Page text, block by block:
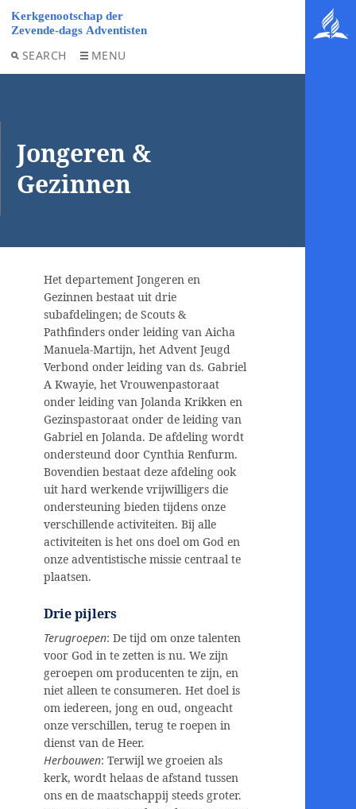
SEARCH MENU
Jongeren &
Gezinnen
Het departement Jongeren en
Gezinnen bestaat uit drie
subafdelingen; de Scouts &
Pathfinders onder leiding van Aicha
Manuela-Martijn, het Advent Jeugd
Verbond onder leiding van ds. Gabriel
A Kwayie, het Vrouwenpastoraat
onder leiding van Jolanda Krikken en
Gezinspastoraat onder de leiding van
Gabriel en Jolanda. De afdeling wordt
ondersteund door Cynthia Renfurm.
Bovendien bestaat deze afdeling ook
uit hard werkende vrijwilligers die
ondersteuning bieden tijdens onze
verschillende activiteiten. Bij alle
activiteiten is het ons doel om God en
onze adventistische missie centraal te
plaatsen.
Drie pijlers
Terugroepen: De tijd om onze talenten
voor God in te zetten is nu. We zijn
geroepen om producenten te zijn, en
niet alleen te consumeren. Het doel is
om iedereen, jong en oud, ongeacht
onze verschillen, terug te roepen in
dienst van de Heer.
Herbouwen: Terwijl we groeien als
kerk, wordt helaas de afstand tussen
ons en de maatschappij steeds groter.